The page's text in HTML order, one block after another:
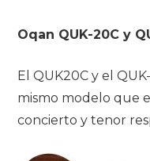
Oqan QUK-20C y
El QUK20C y el
mismo modelo que
concierto y tenor